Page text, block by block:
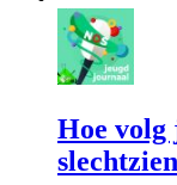
Hoe volg